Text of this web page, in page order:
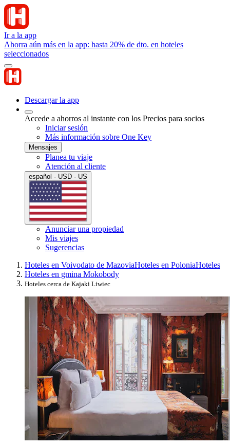
Ir a la app
Ahorra aún más en la app: hasta 20% de dto. en hoteles
seleccionados
Descargar la app
Accede a ahorros al instante con los Precios para socios
Iniciar sesión
Más información sobre One Key
Mensajes
Planea tu viaje
Atención al cliente
español · USD · US
Anunciar una propiedad
Mis viajes
Sugerencias
Hoteles en Voivodato de MazoviaHoteles en PoloniaHoteles
Hoteles en gmina Mokobody
Hoteles cerca de Kajaki Liwiec